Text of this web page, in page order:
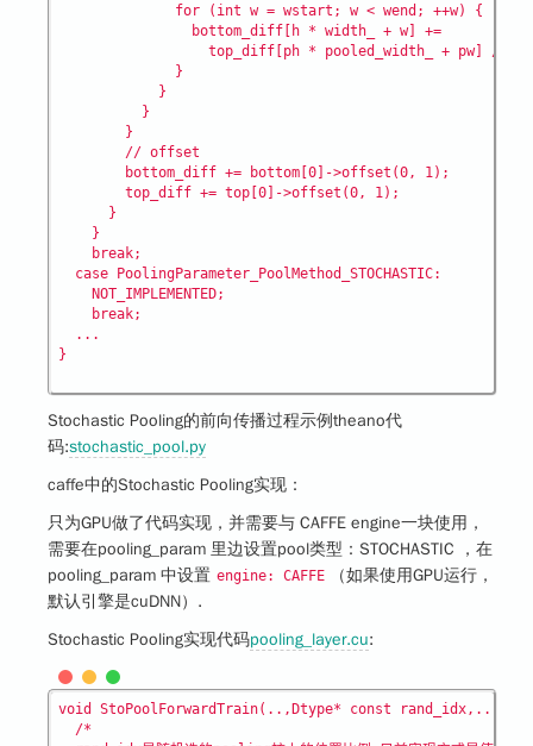
              for (int w = wstart; w < wend; ++w) {
                bottom_diff[h * width_ + w] +=
top_diff[ph * pooled_width_ + pw] /
              }
            }
          }
        }
        // offset
        bottom_diff += bottom[0]->offset(0, 1);
        top_diff += top[0]->offset(0, 1);
      }
    }
    break;
  case PoolingParameter_PoolMethod_STOCHASTIC:
    NOT_IMPLEMENTED;
    break;
  ...
Stochastic Pooling的前向传播过程示例theano代
码:stochastic_pool.py
caffe中的Stochastic Pooling实现 ：
只为GPU做了代码实现，并需要与 CAFFE engine一块使用，
需要在pooling_param 里边设置pool类型：STOCHASTIC ，在
pooling_param 中设置 engine: CAFFE
（如果使用GPU运行，
默认引擎是cuDNN）.
Stochastic Pooling实现代码pooling_layer.cu:
void StoPoolForwardTrain(..,Dtype* const rand_idx,..) {
  /*